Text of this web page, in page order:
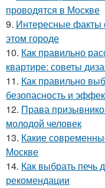
проводятся в Москве
9. Интересные факты
этом городе
10. Как правильно
квартире: советы
11. Как правильно
безопасность и
12. Права
молодой человек
13. Какие
Москве
14. Как выбрать печь
рекомендации